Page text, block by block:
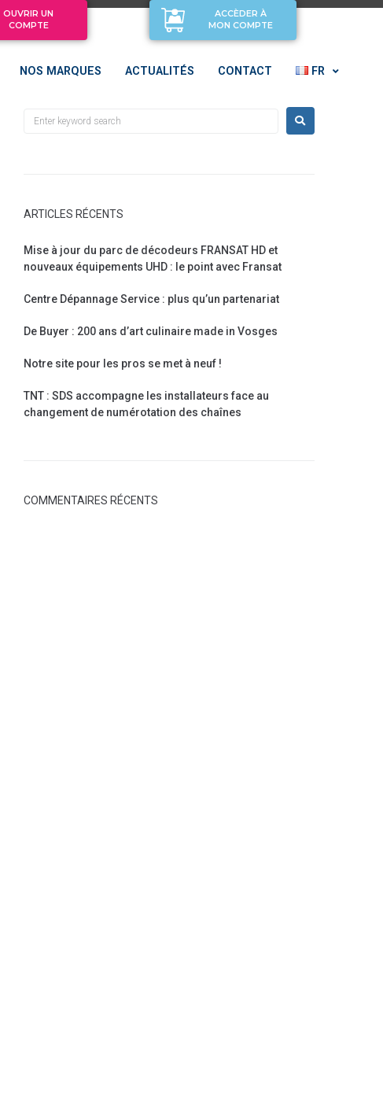
OUVRIR UN
COMPTE
ACCÈDER À
MON COMPTE
NOS MARQUES ACTUALITÉS CONTACT FR
ARTICLES RÉCENTS
Mise à jour du parc de décodeurs FRANSAT HD et
nouveaux équipements UHD : le point avec Fransat
Centre Dépannage Service : plus qu’un partenariat
De Buyer : 200 ans d’art culinaire made in Vosges
Notre site pour les pros se met à neuf !
TNT : SDS accompagne les installateurs face au
changement de numérotation des chaînes
COMMENTAIRES RÉCENTS